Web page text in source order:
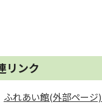
リンク
ふれあい館(外部ページ